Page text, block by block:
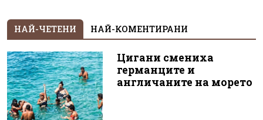
НАЙ-ЧЕТЕНИ НАЙ-КОМЕНТИРАНИ
Цигани смениха
германците и
англичаните на морето